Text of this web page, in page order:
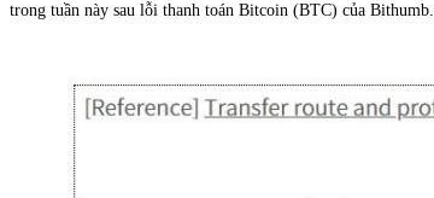
trong tuần này sau lỗi thanh toán Bitcoin (BTC) của Bithumb.